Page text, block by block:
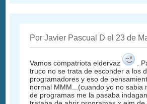
Por Javier Pascual D el 23 de
Vamos compatriota eldervaz
.
truco no se trata de esconder a los
programadores y eso de
normal MMM...(cuando yo no sabia
de programas me la pasaba